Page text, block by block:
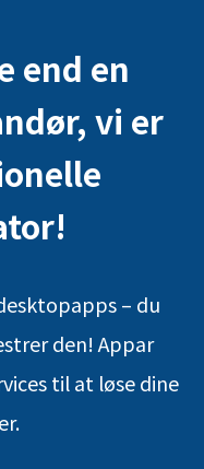
end en
vi er
– du
den! Appar
til at løse dine